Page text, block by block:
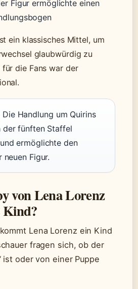
Figur ermöglichte einen
ein klassisches Mittel, um
glaubwürdig zu
die Fans war der
Die Handlung um Quirins
der fünften Staffel
ermöglichte den
neuen Figur.
von Lena Lorenz
Kind?
Lena Lorenz ein Kind
fragen sich, ob der
ist oder von einer Puppe